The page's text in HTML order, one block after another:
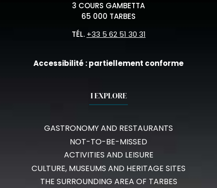
3 COURS GAMBETTA
65 000 TARBES
TÉL. +33 5 62 51 30 31
Accessibilité : partiellement conforme
I EXPLORE
GASTRONOMY AND RESTAURANTS
NOT-TO-BE-MISSED
ACTIVITIES AND LEISURE
CULTURE, MUSEUMS AND HERITAGE SITES
THE SURROUNDING AREA OF TARBES